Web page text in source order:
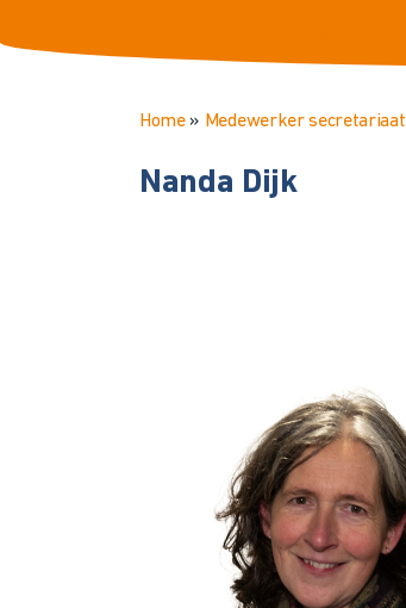
Home» Medewerker secretariaat
Nanda Dijk